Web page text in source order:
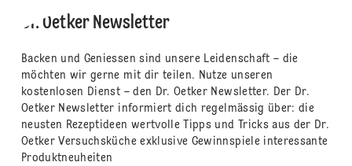
Dr. Oetker Newsletter
Backen und Geniessen sind unsere Leidenschaft – die
möchten wir gerne mit dir teilen. Nutze unseren
kostenlosen Dienst – den Dr. Oetker Newsletter. Der Dr.
Oetker Newsletter informiert dich regelmässig über: die
neusten Rezeptideen wertvolle Tipps und Tricks aus der Dr.
Oetker Versuchsküche exklusive Gewinnspiele interessante
Produktneuheiten